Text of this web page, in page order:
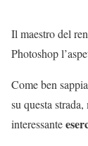
Il maestro del
Photoshop
Come ben
su questa
interessante